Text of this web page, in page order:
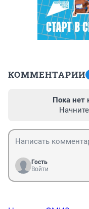
КОММЕНТАРИИ
Пока нет
Гость
Войти